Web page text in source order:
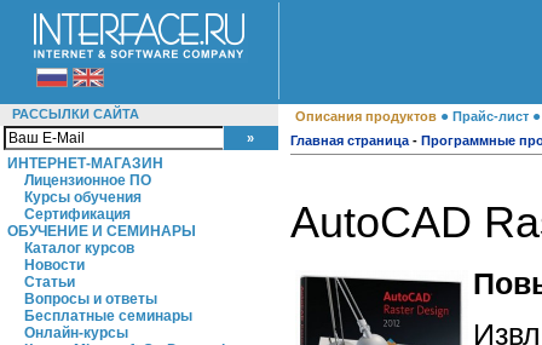
РАССЫЛКИ САЙТА
ИНТЕРНЕТ-МАГАЗИН
Лицензионное ПО
Курсы обучения
Сертификация
ОБУЧЕНИЕ И СЕМИНАРЫ
Каталог курсов
Новости
Статьи
Вопросы и ответы
Бесплатные семинары
Онлайн-курсы
Описания продуктов ● Прайс-лист
Главная страница - Программные
AutoCAD